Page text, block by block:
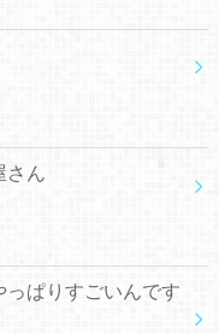
さん
ぱりすごいんです